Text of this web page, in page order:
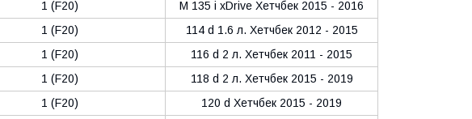
1 (F20)
M 135 i xDrive Хетчбек 2015 - 2016
1 (F20)
114 d 1.6 л. Хетчбек 2012 - 2015
1 (F20)
116 d 2 л. Хетчбек 2011 - 2015
1 (F20)
118 d 2 л. Хетчбек 2015 - 2019
1 (F20)
120 d Хетчбек 2015 - 2019